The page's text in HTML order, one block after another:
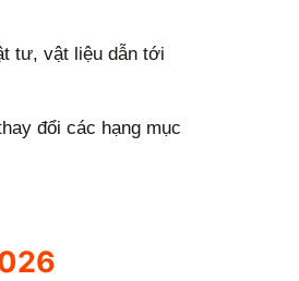
tư, vật liệu dẫn tới
đổi các hạng mục